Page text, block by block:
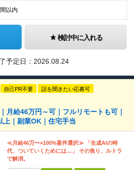
以内
検討中に入れる
予定日： 2026.08.24
自己PR不要 話を聞きたい応募可
月給46万円～可｜フルリモートも可｜
上｜副業OK｜住宅手当
≪月給46万〜×100%案件選択≫ 「生成AIの時
代、ついていくためには…」 その焦り、ルトラ
で解消。